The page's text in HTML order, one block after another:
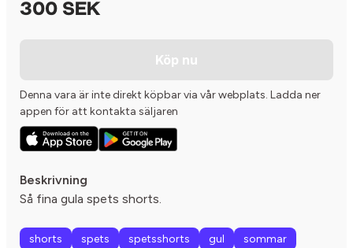
300 SEK
Köp nu
Denna vara är inte direkt köpbar via vår webplats. Ladda ner
appen för att kontakta säljaren
Beskrivning
Så fina gula spets shorts.
shorts spets spetsshorts gul
sommar